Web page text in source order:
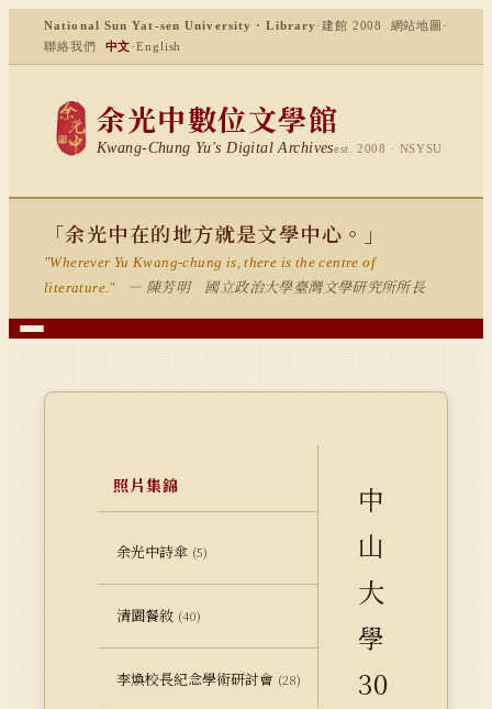
National Sun Yat-sen University · Library ·建館 2008 網站地圖 ·
聯絡我們
中文·English
余光中數位文學館
Kwang-Chung Yu's Digital Archivesest. 2008 · NSYSU
「余光中在的地方就是文學中心。」
"Wherever Yu Kwang-chung is, there is the centre of
literature."
— 陳芳明 國立政治大學臺灣文學研究所所長
照片集錦
余光中詩傘 (5)
清園餐敘 (40)
李煥校長紀念學術研討會 (28)
中
山
大
學
30